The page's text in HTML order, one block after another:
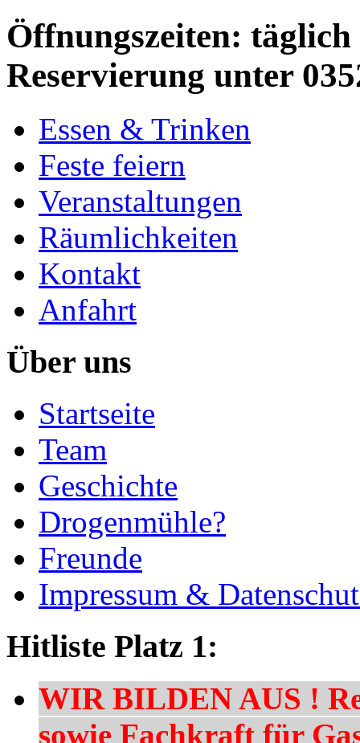
Öffnungszeiten: täglich
Reservierung unter
Essen & Trinken
Feste feiern
Veranstaltungen
Räumlichkeiten
Kontakt
Anfahrt
Über uns
Startseite
Team
Geschichte
Drogenmühle?
Freunde
Impressum &
Hitliste Platz 1:
WIR BILDEN AUS !
sowie Fachkraft für